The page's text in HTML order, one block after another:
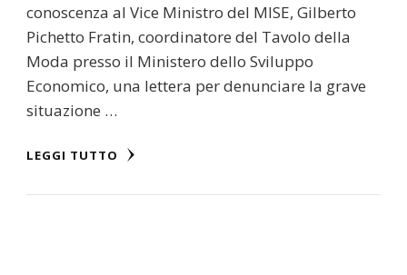
conoscenza al Vice Ministro del MISE, Gilberto
Pichetto Fratin, coordinatore del Tavolo della
Moda presso il Ministero dello Sviluppo
Economico, una lettera per denunciare la grave
situazione …
LEGGI TUTTO